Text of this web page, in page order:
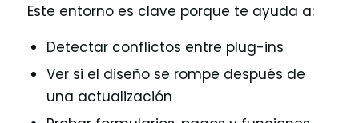
Este entorno es clave porque te ayuda a:
Detectar conflictos entre plug-ins
Ver si el diseño se rompe después de
una actualización